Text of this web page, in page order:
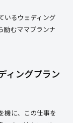
いるウェディング
励むママプランナ
ィングプラン
機に、この仕事を